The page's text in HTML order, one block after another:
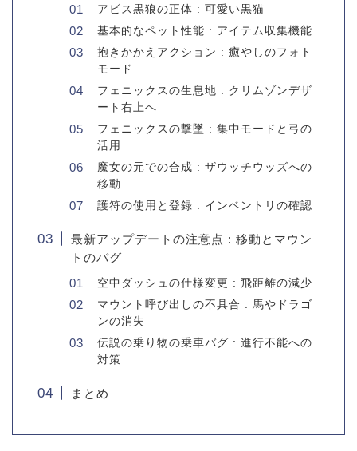
アビス黒狼の正体 : 可愛い黒猫
基本的なペット性能 : アイテム収集機能
抱きかかえアクション : 癒やしのフォト
モード
フェニックスの生息地 : クリムゾンデザ
ート右上へ
フェニックスの撃墜 : 集中モードと弓の
活用
魔女の元での合成 : ザウッチウッズへの
移動
護符の使用と登録 : インベントリの確認
最新アップデートの注意点 : 移動とマウン
トのバグ
空中ダッシュの仕様変更 : 飛距離の減少
マウント呼び出しの不具合 : 馬やドラゴ
ンの消失
伝説の乗り物の乗車バグ : 進行不能への
対策
まとめ